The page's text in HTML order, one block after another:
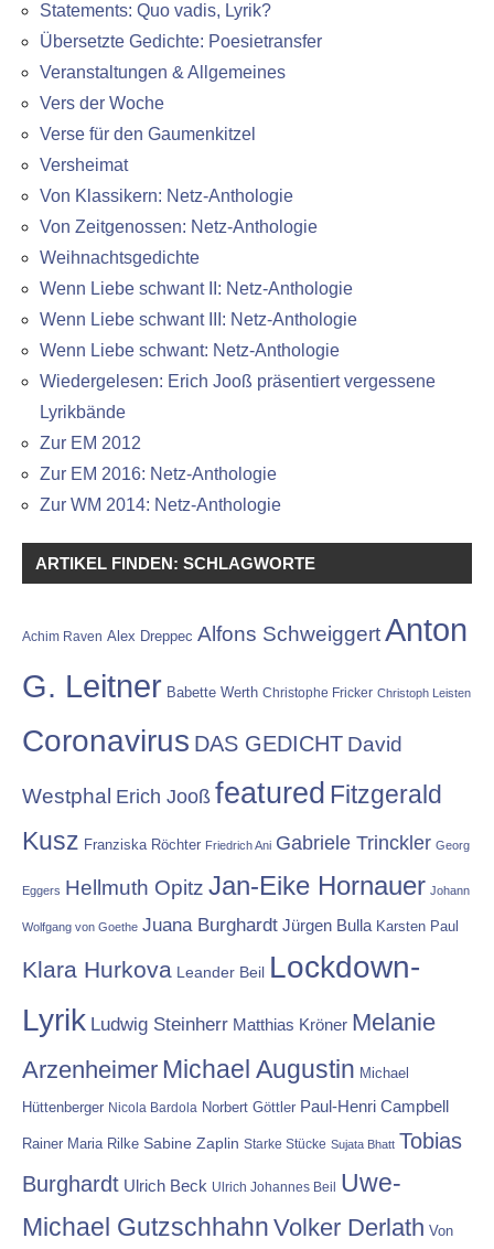
Statements: Quo vadis, Lyrik?
Übersetzte Gedichte: Poesietransfer
Veranstaltungen & Allgemeines
Vers der Woche
Verse für den Gaumenkitzel
Versheimat
Von Klassikern: Netz-Anthologie
Von Zeitgenossen: Netz-Anthologie
Weihnachtsgedichte
Wenn Liebe schwant II: Netz-Anthologie
Wenn Liebe schwant III: Netz-Anthologie
Wenn Liebe schwant: Netz-Anthologie
Wiedergelesen: Erich Jooß präsentiert vergessene
Lyrikbände
Zur EM 2012
Zur EM 2016: Netz-Anthologie
Zur WM 2014: Netz-Anthologie
ARTIKEL FINDEN: SCHLAGWORTE
Achim Raven Alex Dreppec Alfons SchweiggertAnton
G. Leitner Babette Werth Christophe Fricker Christoph Leisten
Coronavirus DAS GEDICHT David
Westphal Erich Jooß featured Fitzgerald
Kusz Franziska Röchter Friedrich Ani Gabriele Trinckler Georg
Eggers Hellmuth Opitz Jan-Eike Hornauer Johann
Wolfgang von Goethe Juana Burghardt Jürgen Bulla Karsten Paul
Klara Hurkova Leander Beil Lockdown-
Lyrik Ludwig Steinherr Matthias Kröner Melanie
Arzenheimer Michael Augustin Michael
Hüttenberger Nicola Bardola Norbert Göttler Paul-Henri Campbell
Rainer Maria Rilke Sabine Zaplin Starke Stücke Sujata Bhatt Tobias
Burghardt Ulrich Beck Ulrich Johannes Beil
Uwe-
Michael Gutzschhahn Volker Derlath Von